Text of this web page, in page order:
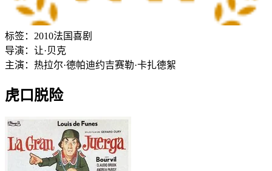
标签： 2010法国喜剧
导演： 让·贝克
主演： 热拉尔·德帕迪约吉赛勒·卡扎德絮
虎口脱险